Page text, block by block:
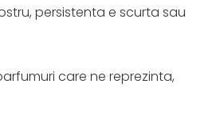
persistenta e scurta sau
care ne reprezinta,